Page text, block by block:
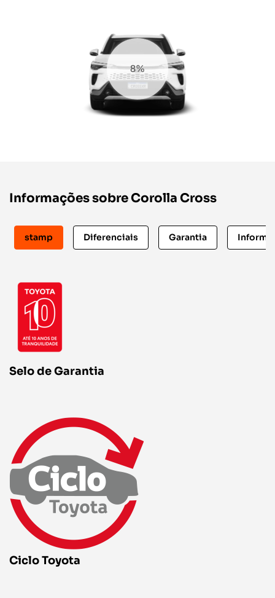
11%
Informações sobre Corolla Cross
stamp Diferenciais Garantia
Selo de Garantia
Ciclo Toyota